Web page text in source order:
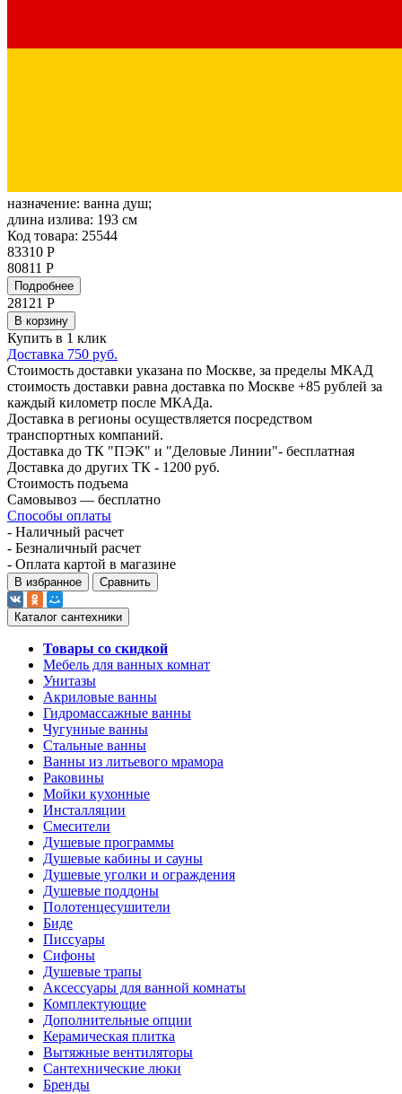
назначение: ванна душ;
длина излива: 193 см
Код товара: 25544
83310 Р
80811 Р
Подробнее
28121 Р
В корзину
Купить в 1 клик
Доставка 750 руб.
Стоимость доставки указана по Москве, за пределы МКАД
стоимость доставки равна доставка по Москве +85 рублей за
каждый километр после МКАДа.
Доставка в регионы осуществляется посредством
транспортных компаний.
Доставка до ТК "ПЭК" и "Деловые Линии"- бесплатная
Доставка до других ТК - 1200 руб.
Стоимость подъема
Самовывоз — бесплатно
Способы оплаты
- Наличный расчет
- Безналичный расчет
- Оплата картой в магазине
В избранное Сравнить
Каталог сантехники
Товары со скидкой
Мебель для ванных комнат
Унитазы
Акриловые ванны
Гидромассажные ванны
Чугунные ванны
Стальные ванны
Ванны из литьевого мрамора
Раковины
Мойки кухонные
Инсталляции
Смесители
Душевые программы
Душевые кабины и сауны
Душевые уголки и ограждения
Душевые поддоны
Полотенцесушители
Биде
Писсуары
Сифоны
Душевые трапы
Аксессуары для ванной комнаты
Комплектующие
Дополнительные опции
Керамическая плитка
Вытяжные вентиляторы
Сантехнические люки
Бренды